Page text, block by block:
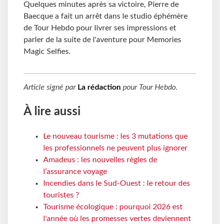
Quelques minutes après sa victoire, Pierre de
Baecque a fait un arrêt dans le studio éphémère
de Tour Hebdo pour livrer ses impressions et
parler de la suite de l'aventure pour Memories
Magic Selfies.
Article signé par La rédaction pour Tour Hebdo.
À lire aussi
Le nouveau tourisme : les 3 mutations que
les professionnels ne peuvent plus ignorer
Amadeus : les nouvelles règles de
l’assurance voyage
Incendies dans le Sud-Ouest : le retour des
touristes ?
Tourisme écologique : pourquoi 2026 est
l'année où les promesses vertes deviennent